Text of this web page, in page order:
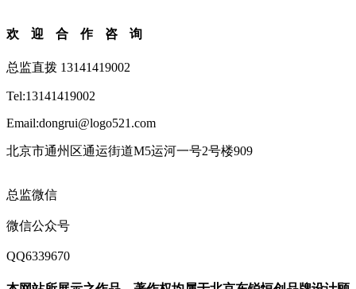
欢迎合作咨询
总监直拨 13141419002
Tel:13141419002
Email:dongrui@logo521.com
北京市通州区通运街道M5运河一号2号楼909
总监微信
微信公众号
QQ6339670